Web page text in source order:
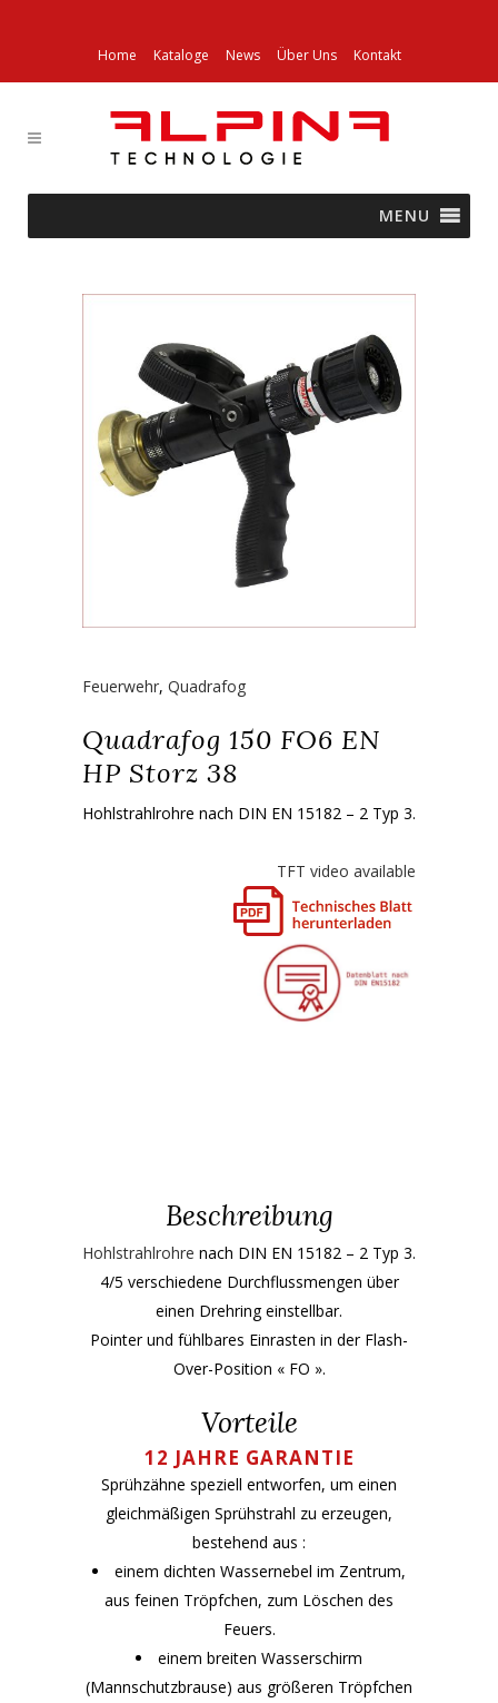
Home Kataloge News Über Uns Kontakt
MENU
Feuerwehr, Quadrafog
Quadrafog 150 FO6 EN
HP Storz 38
Hohlstrahlrohre nach DIN EN 15182 – 2 Typ 3.
TFT video available
Beschreibung
Hohlstrahlrohre nach DIN EN 15182 – 2 Typ 3.
4/5 verschiedene Durchflussmengen über
einen Drehring einstellbar.
Pointer und fühlbares Einrasten in der Flash-
Over-Position « FO ».
Vorteile
12 JAHRE GARANTIE
Sprühzähne speziell entworfen, um einen
gleichmäßigen Sprühstrahl zu erzeugen,
bestehend aus :
einem dichten Wassernebel im Zentrum,
aus feinen Tröpfchen, zum Löschen des
Feuers.
einem breiten Wasserschirm
(Mannschutzbrause) aus größeren Tröpfchen